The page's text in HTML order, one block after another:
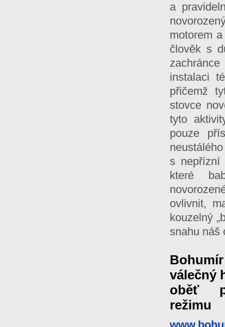
a
motorem
člověk s
instalaci
přičemž
stovce
tyto
pouze
s nepřízní
které
ovlivnit,
kouzelný
snahu náš
válečný
oběť
režimu